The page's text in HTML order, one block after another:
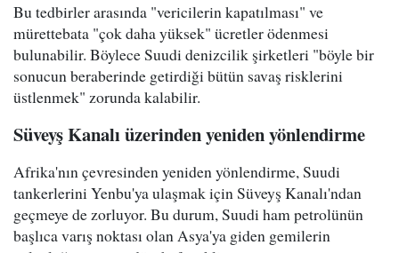
Bu tedbirler arasında "vericilerin kapatılması" ve
mürettebata "çok daha yüksek" ücretler ödenmesi
bulunabilir. Böylece Suudi denizcilik şirketleri "böyle bir
sonucun beraberinde getirdiği bütün savaş risklerini
üstlenmek" zorunda kalabilir.
Süveyş Kanalı üzerinden yeniden yönlendirme
Afrika'nın çevresinden yeniden yönlendirme, Suudi
tankerlerini Yenbu'ya ulaşmak için Süveyş Kanalı'ndan
geçmeye de zorluyor. Bu durum, Suudi ham petrolünün
başlıca varış noktası olan Asya'ya giden gemilerin